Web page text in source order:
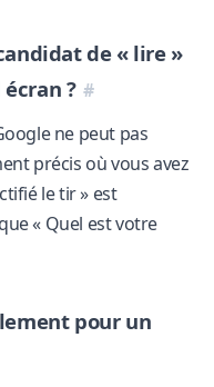
de « lire »
?
ne peut pas
précis où vous avez
le tir » est
« Quel est votre
pour un